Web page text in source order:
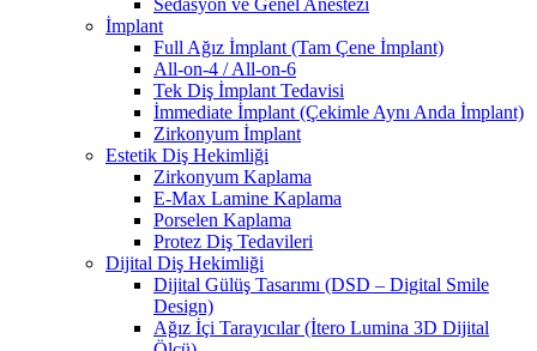
İmplant
Full Ağız İmplant (Tam Çene İmplant)
All-on-4 / All-on-6
Tek Diş İmplant Tedavisi
İmmediate İmplant (Çekimle Aynı Anda İmplant)
Zirkonyum İmplant
Estetik Diş Hekimliği
Zirkonyum Kaplama
E-Max Lamine Kaplama
Porselen Kaplama
Protez Diş Tedavileri
Dijital Diş Hekimliği
Dijital Gülüş Tasarımı (DSD – Digital Smile
Design)
Ağız İçi Tarayıcılar (İtero Lumina 3D Dijital